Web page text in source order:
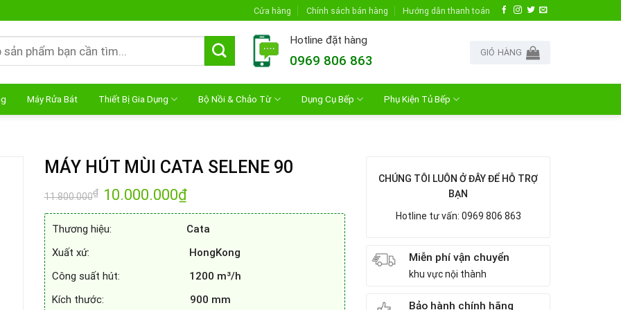
Cửa hàng Chính sách bán hàng Hướng dẫn thanh toán
Hotline đặt hàng
0969 806 863
GIỎ HÀNG
Máy Rửa Bát Thiết Bị Gia Dụng Bộ Nồi & Chảo Từ Dụng Cụ Bếp Phụ Kiện Tủ Bếp
MÁY HÚT MÙI CATA SELENE 90
11.800.000₫ Giá
gốc
là:
10.000.000₫Giá
hiện
tại
10.000.000₫.
Thương hiệu: Cata
Xuất xứ:
HongKong
Công suất hút:
1200 m³/h
Kích thước:
900 mm
CHÚNG TÔI LUÔN Ở ĐÂY ĐỂ HỖ TRỢ
BẠN
Hotline tư vấn: 0969 806 863
Miễn phí vận chuyển
khu vực nội thành
Bảo hành chính hãng